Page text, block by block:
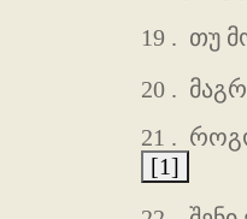
19 . თუ
20 .
21 .
[1]